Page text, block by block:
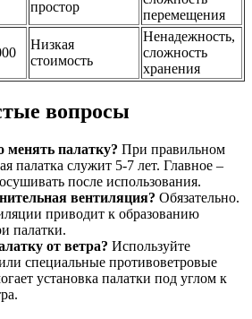
простор
перемещения
Низкая
стоимость
Ненадежность,
сложность
хранения
вопросы
менять палатку? При правильном
палатка служит 5-7 лет. Главное –
после использования.
вентиляция? Обязательно.
приводит к образованию
палатки.
от ветра? Используйте
специальные противоветровые
установка палатки под углом к